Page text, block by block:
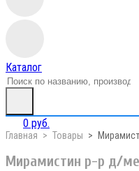
Каталог
0 руб.
Главная Товары
Мирамистин р-р д/